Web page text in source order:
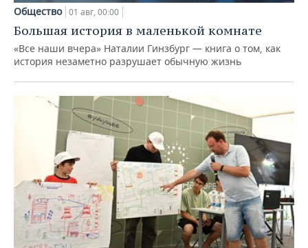
Общество 01 авг, 00:00
Большая история в маленькой комнате
«Все наши вчера» Наталии Гинзбург — книга о том, как
история незаметно разрушает обычную жизнь